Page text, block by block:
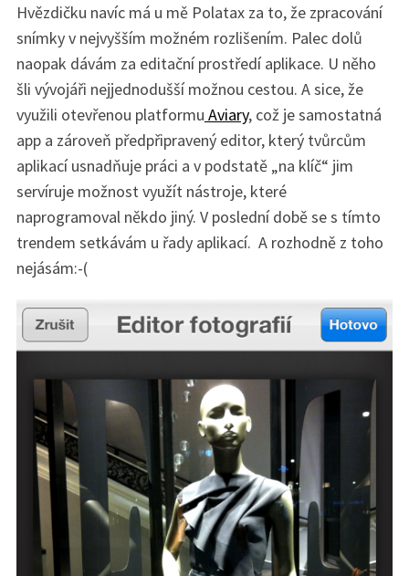
Hvězdičku navíc má u mě Polatax za to, že zpracování
snímky v nejvyšším možném rozlišením. Palec dolů
naopak dávám za editační prostředí aplikace. U něho
šli vývojáři nejjednodušší možnou cestou. A sice, že
využili otevřenou platformu Aviary, což je samostatná
app a zároveň předpřipravený editor, který tvůrcům
aplikací usnadňuje práci a v podstatě „na klíč“ jim
servíruje možnost využít nástroje, které
naprogramoval někdo jiný. V poslední době se s tímto
trendem setkávám u řady aplikací. A rozhodně z toho
nejásám:-(
S
e
a
r
h
f
o
r